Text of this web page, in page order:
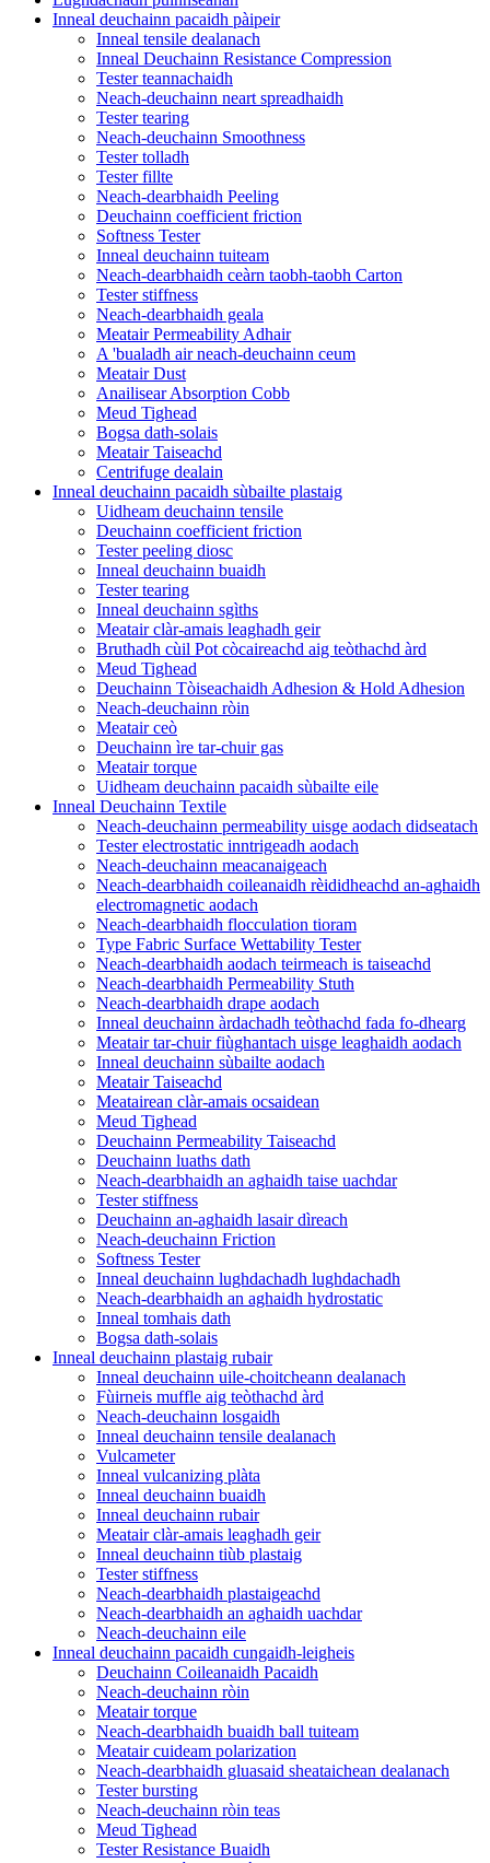
Inneal deuchainn pacaidh pàipeir
Inneal tensile dealanach
Inneal Deuchainn Resistance Compression
Tester teannachaidh
Neach-deuchainn neart spreadhaidh
Tester tearing
Neach-deuchainn Smoothness
Tester tolladh
Tester fillte
Neach-dearbhaidh Peeling
Deuchainn coefficient friction
Softness Tester
Inneal deuchainn tuiteam
Neach-dearbhaidh ceàrn taobh-taobh Carton
Tester stiffness
Neach-dearbhaidh geala
Meatair Permeability Adhair
A 'bualadh air neach-deuchainn ceum
Meatair Dust
Anailisear Absorption Cobb
Meud Tighead
Bogsa dath-solais
Meatair Taiseachd
Centrifuge dealain
Inneal deuchainn pacaidh sùbailte plastaig
Uidheam deuchainn tensile
Deuchainn coefficient friction
Tester peeling diosc
Inneal deuchainn buaidh
Tester tearing
Inneal deuchainn sgìths
Meatair clàr-amais leaghadh geir
Bruthadh cùil Pot còcaireachd aig teòthachd àrd
Meud Tighead
Deuchainn Tòiseachaidh Adhesion & Hold Adhesion
Neach-deuchainn ròin
Meatair ceò
Deuchainn ìre tar-chuir gas
Meatair torque
Uidheam deuchainn pacaidh sùbailte eile
Inneal Deuchainn Textile
Neach-deuchainn permeability uisge aodach didseatach
Tester electrostatic inntrigeadh aodach
Neach-deuchainn meacanaigeach
Neach-dearbhaidh coileanaidh rèididheachd an-aghaidh
electromagnetic aodach
Neach-dearbhaidh flocculation tioram
Type Fabric Surface Wettability Tester
Neach-dearbhaidh aodach teirmeach is taiseachd
Neach-dearbhaidh Permeability Stuth
Neach-dearbhaidh drape aodach
Inneal deuchainn àrdachadh teòthachd fada fo-dhearg
Meatair tar-chuir fiùghantach uisge leaghaidh aodach
Inneal deuchainn sùbailte aodach
Meatair Taiseachd
Meatairean clàr-amais ocsaidean
Meud Tighead
Deuchainn Permeability Taiseachd
Deuchainn luaths dath
Neach-dearbhaidh an aghaidh taise uachdar
Tester stiffness
Deuchainn an-aghaidh lasair dìreach
Neach-deuchainn Friction
Softness Tester
Inneal deuchainn lughdachadh lughdachadh
Neach-dearbhaidh an aghaidh hydrostatic
Inneal tomhais dath
Bogsa dath-solais
Inneal deuchainn plastaig rubair
Inneal deuchainn uile-choitcheann dealanach
Fùirneis muffle aig teòthachd àrd
Neach-deuchainn losgaidh
Inneal deuchainn tensile dealanach
Vulcameter
Inneal vulcanizing plàta
Inneal deuchainn buaidh
Inneal deuchainn rubair
Meatair clàr-amais leaghadh geir
Inneal deuchainn tiùb plastaig
Tester stiffness
Neach-dearbhaidh plastaigeachd
Neach-dearbhaidh an aghaidh uachdar
Neach-deuchainn eile
Inneal deuchainn pacaidh cungaidh-leigheis
Deuchainn Coileanaidh Pacaidh
Neach-deuchainn ròin
Meatair torque
Neach-dearbhaidh buaidh ball tuiteam
Meatair cuideam polarization
Neach-dearbhaidh gluasaid sheataichean dealanach
Tester bursting
Neach-deuchainn ròin teas
Meud Tighead
Tester Resistance Buaidh